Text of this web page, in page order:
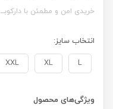
خریدی امن و مطمئن با دارکوبــ
انتخاب سایز:
L
XL
XXL
ویژگی‌های محصول